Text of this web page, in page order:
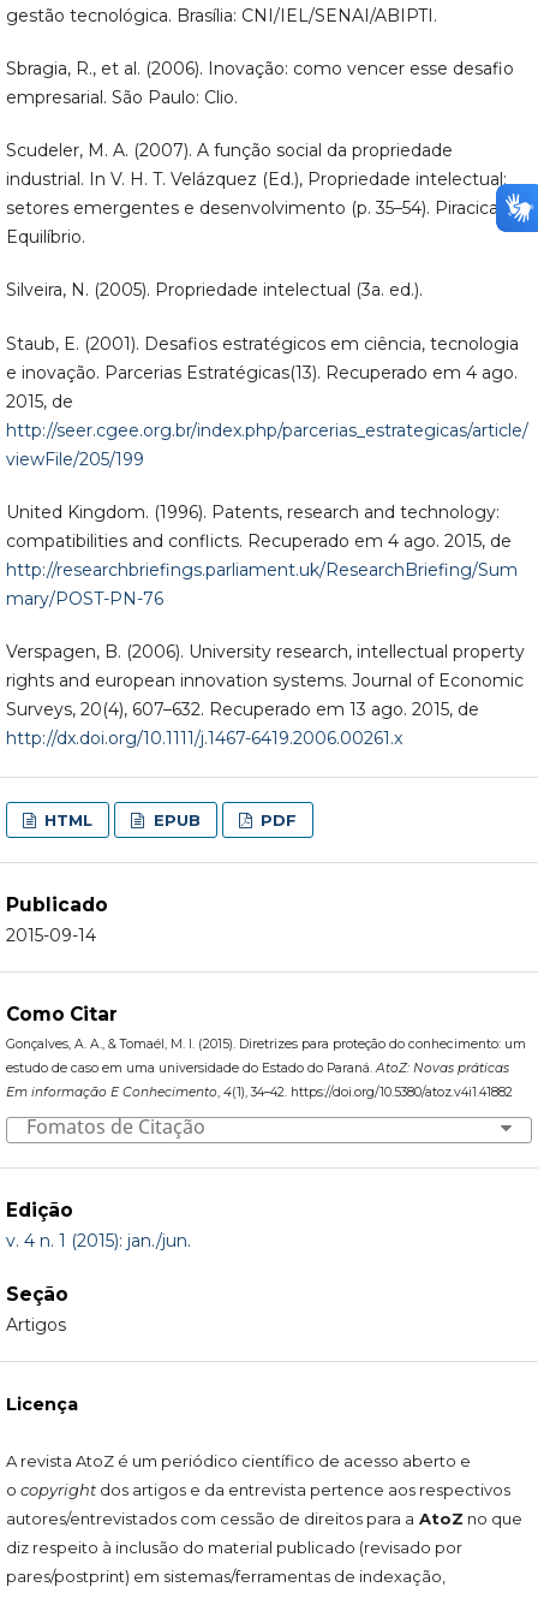
gestão tecnológica. Brasília: CNI/IEL/SENAI/ABIPTI.
Sbragia, R., et al. (2006). Inovação: como vencer esse desafio
empresarial. São Paulo: Clio.
Scudeler, M. A. (2007). A função social da propriedade
industrial. In V. H. T. Velázquez (Ed.), Propriedade intelectual:
setores emergentes e desenvolvimento (p. 35–54). Piracicaba:
Equilíbrio.
Silveira, N. (2005). Propriedade intelectual (3a. ed.).
Staub, E. (2001). Desafios estratégicos em ciência, tecnologia
e inovação. Parcerias Estratégicas(13). Recuperado em 4 ago.
2015, de
http://seer.cgee.org.br/index.php/parcerias_estrategicas/article/
viewFile/205/199
United Kingdom. (1996). Patents, research and technology:
compatibilities and conflicts. Recuperado em 4 ago. 2015, de
http://researchbriefings.parliament.uk/ResearchBriefing/Sum
mary/POST-PN-76
Verspagen, B. (2006). University research, intellectual property
rights and european innovation systems. Journal of Economic
Surveys, 20(4), 607–632. Recuperado em 13 ago. 2015, de
http://dx.doi.org/10.1111/j.1467-6419.2006.00261.x
HTML EPUB PDF
Publicado
2015-09-14
Como Citar
Gonçalves, A. A., & Tomaél, M. I. (2015). Diretrizes para proteção do conhecimento: um
estudo de caso em uma universidade do Estado do Paraná.AtoZ: Novas práticas
Em informação E Conhecimento, 4(1), 34–42. https://doi.org/10.5380/atoz.v4i1.41882
Fomatos de Citação
Edição
v. 4 n. 1 (2015): jan./jun.
Seção
Artigos
Licença
A revista AtoZ é um periódico científico de acesso aberto e
o copyrightdos artigos e da entrevista pertence aos respectivos
autores/entrevistados com cessão de direitos para a AtoZ no que
diz respeito à inclusão do material publicado (revisado por
pares/postprint) em sistemas/ferramentas de indexação,